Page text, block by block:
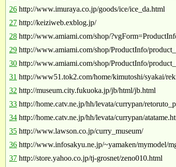
26 http://www.imuraya.co.jp/goods/ice/ice_da.html
27 http://keiziweb.exblog.jp/
28 http://www.amiami.com/shop/
29 http://www.amiami.com/shop/ProductInfo/
30 http://www.amiami.com/shop/ProductInfo/
31 http://www51.tok2.com/home/kimutoshi/syakai/
32 http://museum.city.fukuoka.jp/jb/html/jb.html
33 http://home.catv.ne.jp/hh/levata/currypan/
34 http://home.catv.ne.jp/hh/levata/currypan/
35 http://www.lawson.co.jp/curry_museum/
36 http://www.infosakyu.ne.jp/~yamaken/mymodel/
37 http://store.yahoo.co.jp/tj-grosnet/zeno010.html